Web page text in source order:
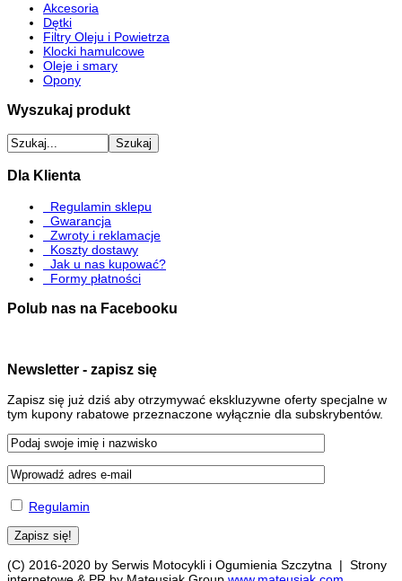
Akcesoria
Dętki
Filtry Oleju i Powietrza
Klocki hamulcowe
Oleje i smary
Opony
Wyszukaj produkt
Dla Klienta
Regulamin sklepu
Gwarancja
Zwroty i reklamacje
Koszty dostawy
Jak u nas kupować?
Formy płatności
Polub nas na Facebooku
Newsletter - zapisz się
Zapisz się już dziś aby otrzymywać ekskluzywne oferty specjalne w
tym kupony rabatowe przeznaczone wyłącznie dla subskrybentów.
Regulamin
(C) 2016-2020 by Serwis Motocykli i Ogumienia Szczytna | Strony